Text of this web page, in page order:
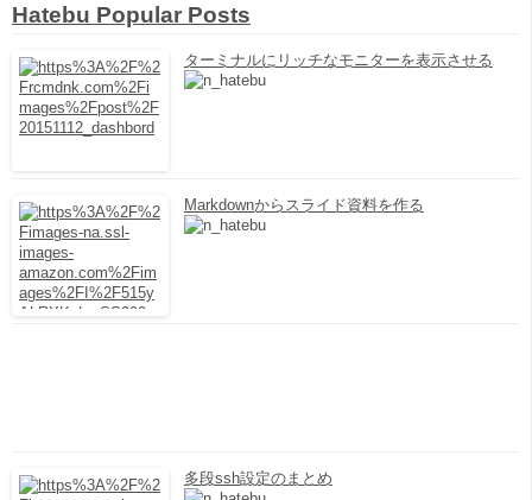
Hatebu Popular Posts
ターミナルにリッチなモニターを表示させる
Markdownからスライド資料を作る
多段ssh設定のまとめ